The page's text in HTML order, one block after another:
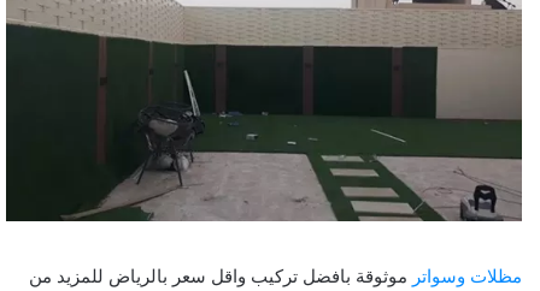
مظلات وسواتر موثوقة بافضل تركيب واقل سعر بالرياض للمزيد من